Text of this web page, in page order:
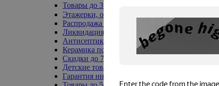
Товары до 399₽
Этажерки, обувницы
Распродажа текстиля до -50%
Ликвидация до -70%
Антисептики
Керамика по 129 руб
Скидки до 70%
Детские товары
Гарантия низкой цены